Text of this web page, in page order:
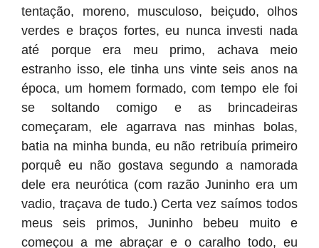
tentação, moreno, musculoso, beiçudo, olhos
verdes e braços fortes, eu nunca investi nada
até porque era meu primo, achava meio
estranho isso, ele tinha uns vinte seis anos na
época, um homem formado, com tempo ele foi
se soltando comigo e as brincadeiras
começaram, ele agarrava nas minhas bolas,
batia na minha bunda, eu não retribuía primeiro
porquê eu não gostava segundo a namorada
dele era neurótica (com razão Juninho era um
vadio, traçava de tudo.) Certa vez saímos todos
meus seis primos, Juninho bebeu muito e
começou a me abraçar e o caralho todo, eu